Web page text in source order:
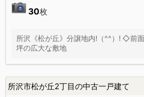
30枚
所沢《松が丘》分譲地内!（^^）! ◇前
坪の広大な敷地
所沢市松が丘2丁目の中古一戸建て